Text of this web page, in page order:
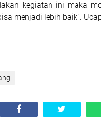
kegiatan ini maka
menjadi lebih baik”.